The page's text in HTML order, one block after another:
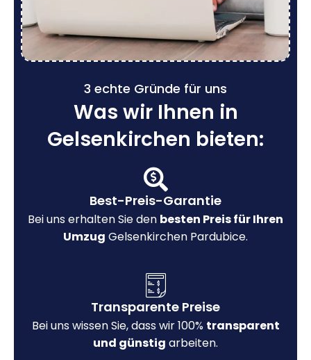
3 echte Gründe für uns
Was wir Ihnen in
Gelsenkirchen bieten:
Best-Preis-Garantie
Bei uns erhalten Sie den besten Preis für Ihren
Umzug Gelsenkirchen Pardubice.
Transparente Preise
Bei uns wissen Sie, dass wir 100% transparent
und günstig arbeiten.